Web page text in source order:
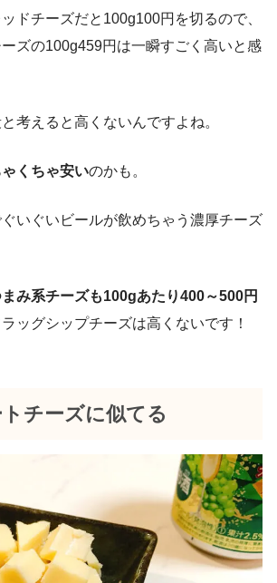
ドチーズだと100g100円を切るので、
ズの100g459円は一瞬すごく高いと感
考えると高くないんですよね。
くちゃ安いのかも。
いぐいビールが飲めちゃう濃厚チーズ
み系チーズも100gあたり400～500円
ッグシップチーズは高くないです！
チーズに似てる